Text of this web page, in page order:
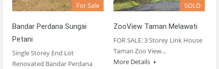
For Sale
Bandar Perdana Sungai
Petani
Single Storey End Lot
Renovated Bandar Perdana
SOLD
ZooView Taman Melawati
FOR SALE: 3 Storey Link House
Taman Zoo View…
More Details